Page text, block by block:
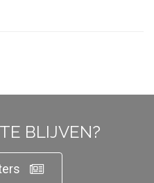
BLIJVEN?